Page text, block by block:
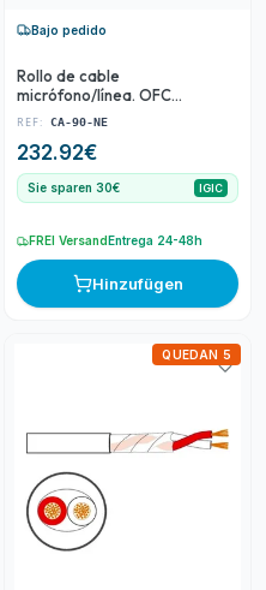
Bajo pedido
Rollo de cable
micrófono/línea. OFC
blindado. 2 conductores. 22
REF: CA-90-NE
232.92€
Sie sparen 30€ IGIC
FREI VersandEntrega 24-48h
Hinzufügen
QUEDAN 5